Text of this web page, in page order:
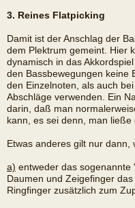
3. Reines Flatpicking
Damit ist der Anschlag der
dem Plektrum gemeint. Hier
dynamisch in das
den Bassbewegungen keine
den Einzelnoten, als auch
Abschläge verwenden. Ein
darin, daß man
kann, es sei denn, man ließe
Etwas anderes gilt nur dann,
a) entweder das sogenannte
Daumen und Zeigefinger
Ringfinger zusätzlich zum